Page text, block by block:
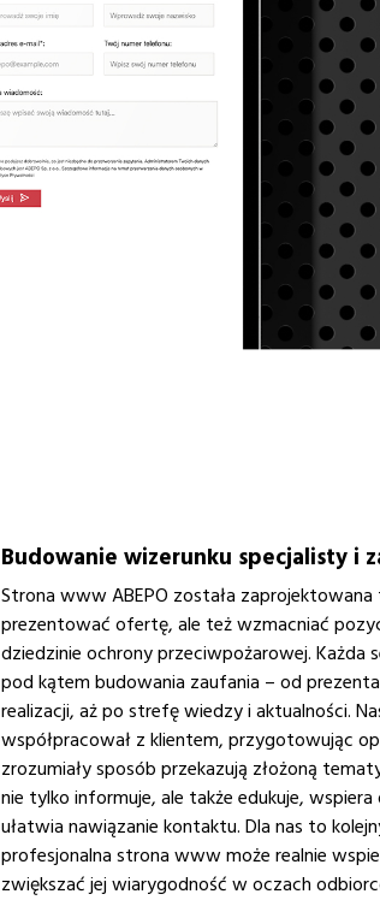
Budowanie wizerunku specjalisty i
Strona www ABEPO została
prezentować ofertę, ale też wzmacniać
dziedzinie ochrony przeciwpożarowej. Każda
pod kątem budowania zaufania – od
realizacji, aż po strefę wiedzy i aktualności.
współpracował z klientem, przygotowując
zrozumiały sposób przekazują złożoną
nie tylko informuje, ale także edukuje,
ułatwia nawiązanie kontaktu. Dla nas to
profesjonalna strona www może realnie
zwiększać jej wiarygodność w oczach